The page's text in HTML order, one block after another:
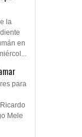
la
en
para
Mele